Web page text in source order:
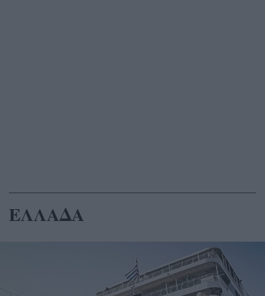
ΕΛΛΑΔΑ